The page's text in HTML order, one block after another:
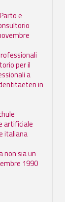
e
per il
a
in
artificiale
italiana
non sia un
1990